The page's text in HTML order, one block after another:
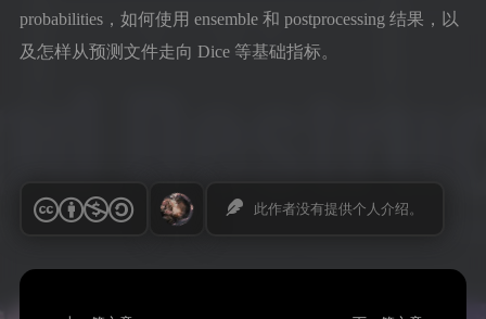
probabilities，如何使用 ensemble 和 postprocessing 结果，以
及怎样从预测文件走向 Dice 等基础指标。
此作者没有提供个人介绍。